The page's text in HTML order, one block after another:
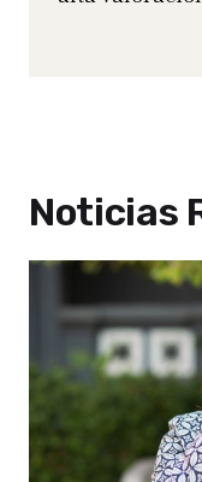
Noticias